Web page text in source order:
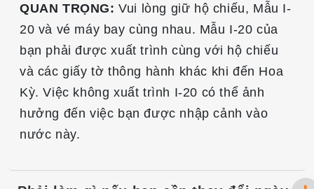
QUAN TRỌNG: Vui lòng giữ hộ chiếu, Mẫu I-
20 và vé máy bay cùng nhau. Mẫu I-20 của
bạn phải được xuất trình cùng với hộ chiếu
và các giấy tờ thông hành khác khi đến Hoa
Kỳ. Việc không xuất trình I-20 có thể ảnh
hưởng đến việc bạn được nhập cảnh vào
nước này.